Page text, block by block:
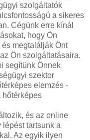
szolgáltatók
a sikeres
Cégünk erre kínál
hogy Ön
megtalálják Önt
Ön szolgáltatásaira.
segítünk Önnek
szektor
elemzés -
hőtérképes
és az online
tartsunk a
Az egyik ilyen